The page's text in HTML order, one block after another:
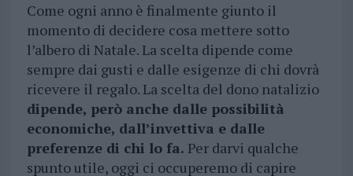
Come ogni anno è finalmente giunto il
momento di decidere cosa mettere sotto
l’albero di Natale. La scelta dipende come
sempre dai gusti e dalle esigenze di chi dovrà
ricevere il regalo. La scelta del dono natalizio
dipende, però anche dalle possibilità
economiche, dall’invettiva e dalle
preferenze di chi lo fa. Per darvi qualche
spunto utile, oggi ci occuperemo di capire